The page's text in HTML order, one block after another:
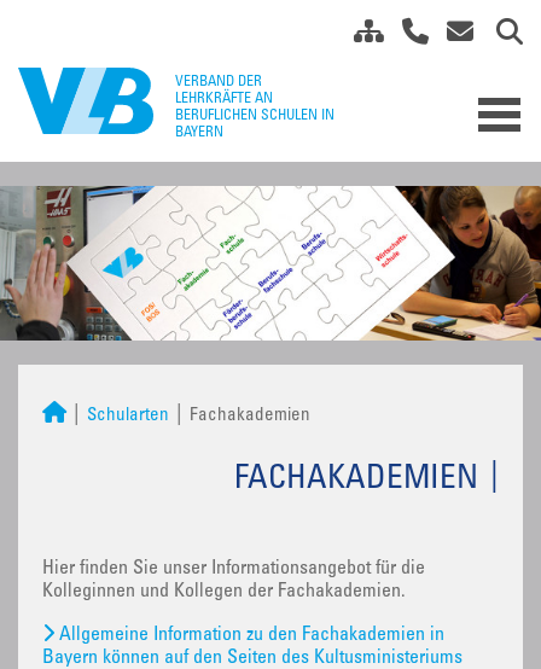
Schularten Fachakademien
FACHAKADEMIEN
Hier finden Sie unser Informationsangebot für die
Kolleginnen und Kollegen der Fachakademien.
Allgemeine Information zu den Fachakademien in
Bayern können auf den Seiten des Kultusministeriums